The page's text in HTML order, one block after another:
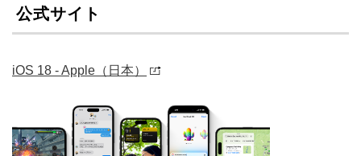
公式サイト
iOS 18 - Apple（日本）